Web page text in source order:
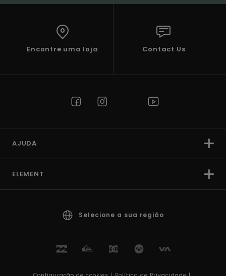
Encontre uma loja Contact Us
AJUDA
ELEMENT
Selecione a sua região